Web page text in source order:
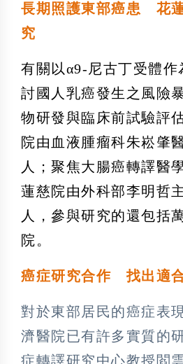
長期照護東部癌患 花
究
有關以α9- 尼古丁受體
討國人乳癌發生之風險
物研發與臨床前試驗評
院由血液腫瘤科朱崧肇
人； 聚焦大腸癌轉譯醫
蓮慈院由外科部李明哲
人， 參與研究的還包括
院。
癌症研究合作 找出適
對於東部居民的癌症表
濟醫院已有許多實質的
症轉譯研究中心教授閻